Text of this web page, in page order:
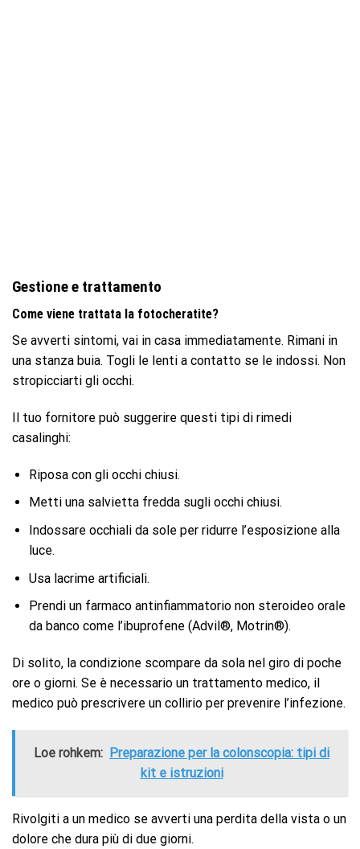
Gestione e trattamento
Come viene trattata la fotocheratite?
Se avverti sintomi, vai in casa immediatamente. Rimani in
una stanza buia. Togli le lenti a contatto se le indossi. Non
stropicciarti gli occhi.
Il tuo fornitore può suggerire questi tipi di rimedi
casalinghi:
Riposa con gli occhi chiusi.
Metti una salvietta fredda sugli occhi chiusi.
Indossare occhiali da sole per ridurre l’esposizione alla
luce.
Usa lacrime artificiali.
Prendi un farmaco antinfiammatorio non steroideo orale
da banco come l’ibuprofene (Advil®, Motrin®).
Di solito, la condizione scompare da sola nel giro di poche
ore o giorni. Se è necessario un trattamento medico, il
medico può prescrivere un collirio per prevenire l’infezione.
Loe rohkem: Preparazione per la colonscopia: tipi di
kit e istruzioni
Rivolgiti a un medico se avverti una perdita della vista o un
dolore che dura più di due giorni.